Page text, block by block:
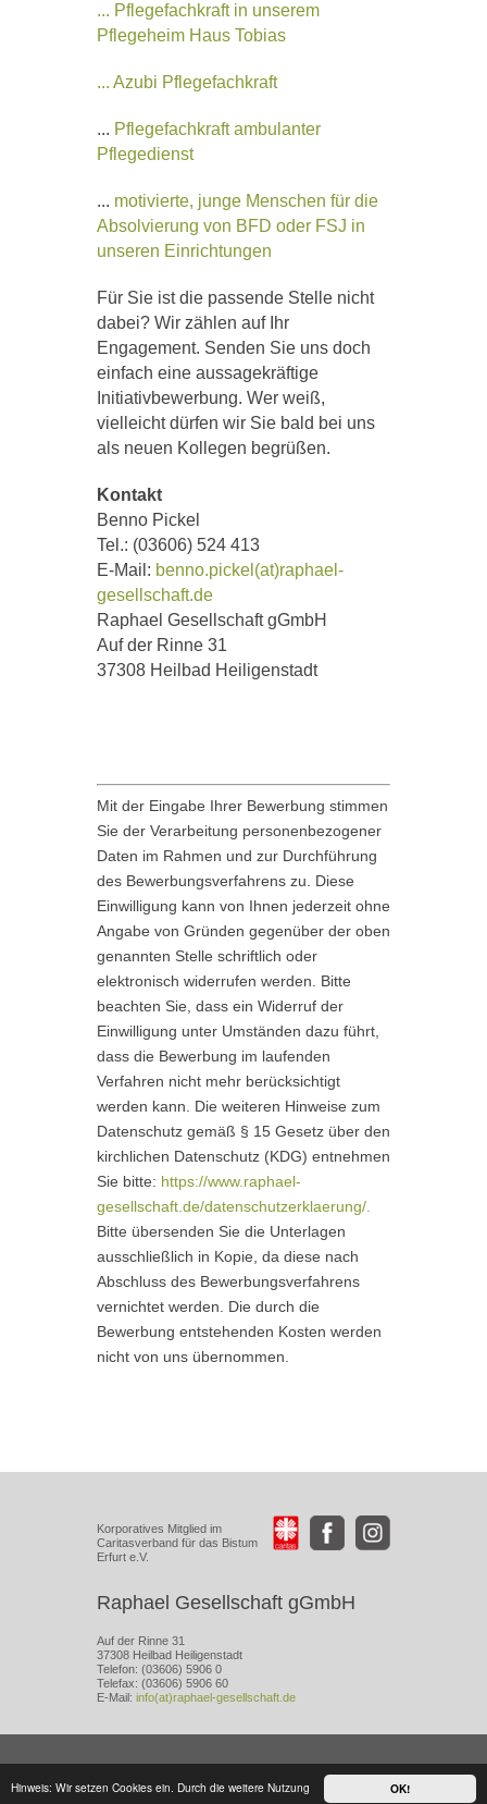
OK!
Hinweis: Wir setzen Cookies ein. Durch die weitere Nutzung
... Pflegefachkraft in unserem
Pflegeheim Haus Tobias
... Azubi Pflegefachkraft
... Pflegefachkraft ambulanter
Pflegedienst
... motivierte, junge Menschen für die
Absolvierung von BFD oder FSJ in
unseren Einrichtungen
Für Sie ist die passende Stelle nicht
dabei? Wir zählen auf Ihr
Engagement. Senden Sie uns doch
einfach eine aussagekräftige
Initiativbewerbung. Wer weiß,
vielleicht dürfen wir Sie bald bei uns
als neuen Kollegen begrüßen.
Kontakt
Benno Pickel
Tel.: (03606) 524 413
E-Mail: benno.pickel(at)raphael-
gesellschaft.de
Raphael Gesellschaft gGmbH
Auf der Rinne 31
37308 Heilbad Heiligenstadt
Mit der Eingabe Ihrer Bewerbung stimmen
Sie der Verarbeitung personenbezogener
Daten im Rahmen und zur Durchführung
des Bewerbungsverfahrens zu. Diese
Einwilligung kann von Ihnen jederzeit ohne
Angabe von Gründen gegenüber der oben
genannten Stelle schriftlich oder
elektronisch widerrufen werden. Bitte
beachten Sie, dass ein Widerruf der
Einwilligung unter Umständen dazu führt,
dass die Bewerbung im laufenden
Verfahren nicht mehr berücksichtigt
werden kann. Die weiteren Hinweise zum
Datenschutz gemäß § 15 Gesetz über den
kirchlichen Datenschutz (KDG) entnehmen
Sie bitte: https://www.raphael-
gesellschaft.de/datenschutzerklaerung/.
Bitte übersenden Sie die Unterlagen
ausschließlich in Kopie, da diese nach
Abschluss des Bewerbungsverfahrens
vernichtet werden. Die durch die
Bewerbung entstehenden Kosten werden
nicht von uns übernommen.
Korporatives Mitglied im
Caritasverband für das Bistum
Erfurt e.V.
Raphael Gesellschaft gGmbH
Auf der Rinne 31
37308 Heilbad Heiligenstadt
Telefon: (03606) 5906 0
Telefax: (03606) 5906 60
E-Mail: info(at)raphael-gesellschaft.de
DATENSCHUTZERKLÄRUNG